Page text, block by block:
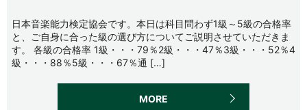
日本音楽能力検定協会です。本日は科目問わず1級～5級の合格率
と、ご自身に合った級の選び方についてご説明させていただきま
す。 各級の合格率 1級・・・79％2級・・・47％3級・・・52％4
級・・・88％5級・・・67％通 […]
MORE